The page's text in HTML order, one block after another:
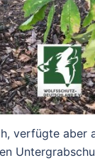
verfügte aber